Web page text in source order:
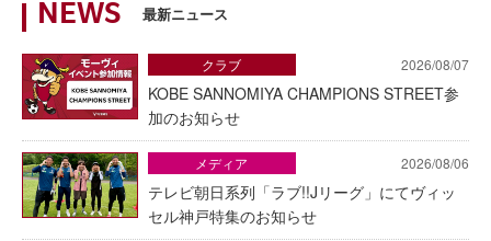
NEWS 最新ニュース
2026/08/07
KOBE SANNOMIYA CHAMPIONS STREET参
加のお知らせ
クラブ
2026/08/06
テレビ朝日系列「ラブ!!Jリーグ」にてヴィッ
セル神戸特集のお知らせ
メディア